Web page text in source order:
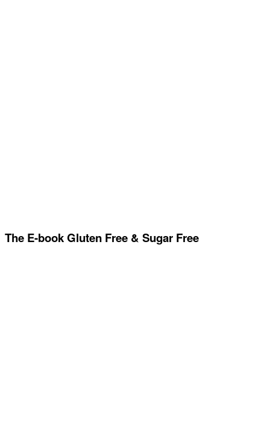
The E-book Gluten Free & Sugar Free